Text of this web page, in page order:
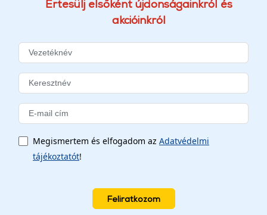
Értesülj elsőként újdonságainkról és
akcióinkról
Megismertem és elfogadom az Adatvédelmi
tájékoztatót!
Feliratkozom